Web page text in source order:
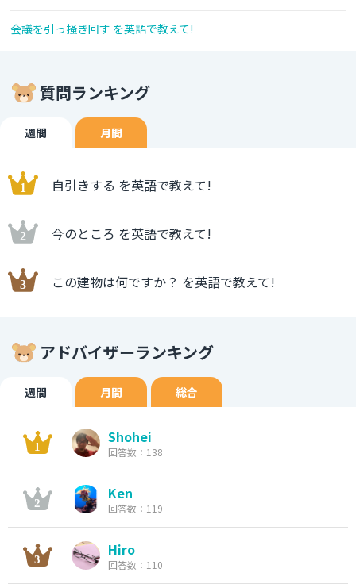
会議を引っ掻き回す を英語で教えて!
質問ランキング
週間 月間
自引きする を英語で教えて!
今のところ を英語で教えて!
この建物は何ですか？ を英語で教えて!
アドバイザーランキング
週間 月間 総合
Shohei
回答数：138
Ken
回答数：119
Hiro
回答数：110